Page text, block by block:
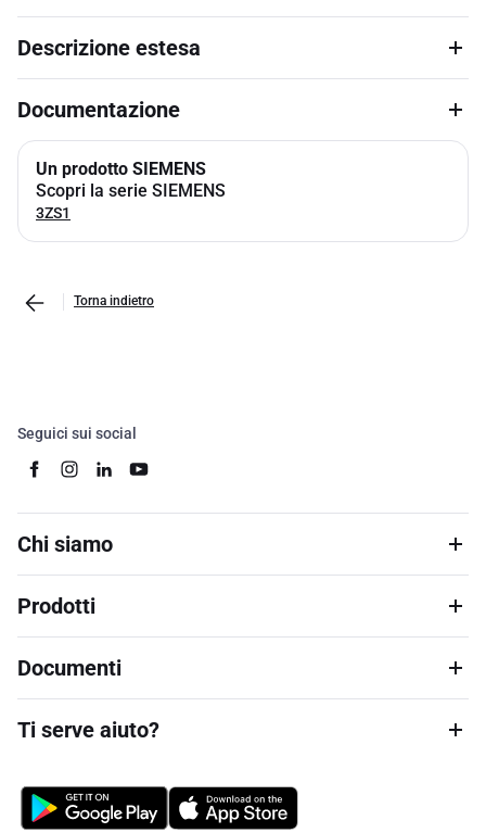
Descrizione estesa
Documentazione
Un prodotto SIEMENS
Scopri la serie SIEMENS
3ZS1
Torna indietro
Seguici sui social
Chi siamo
Prodotti
Documenti
Ti serve aiuto?